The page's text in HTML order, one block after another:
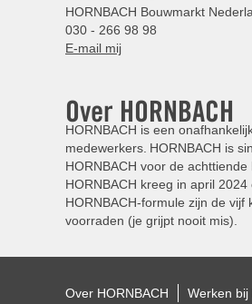
HORNBACH Bouwmarkt
030 - 266 98 98
E-mail mij
Over HORNBACH
HORNBACH is een
medewerkers. HORNBACH is
HORNBACH voor de
HORNBACH kreeg in april
HORNBACH-formule zijn de
voorraden (je grijpt nooit mis).
Over HORNBACH Werken bij